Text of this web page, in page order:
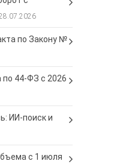
по Закону №
по 44-ФЗ с 2026
ИИ-поиск и
с 1 июля